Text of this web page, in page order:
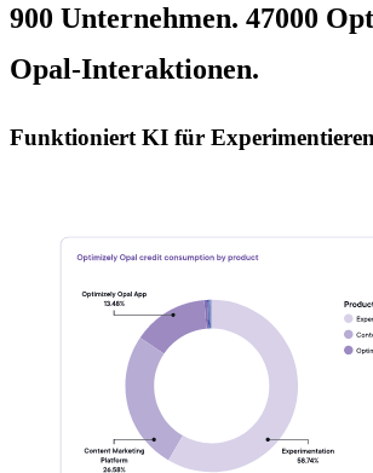
900 Unternehmen. 47000
Opal-Interaktionen.
Funktioniert KI für